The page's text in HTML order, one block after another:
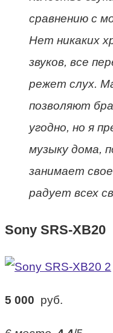
сравнению с
Нет никаких
звуков, все
режет слух.
позволяют
угодно, но я
музыку дома,
занимает
радует всех
Sony SRS-XB20
5 000 руб.